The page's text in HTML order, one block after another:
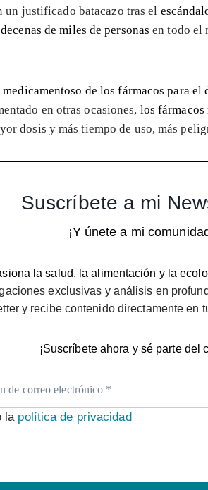
un justificado batacazo tras el
de miles de personas en todo el
de los fármacos para el
en otras ocasiones, los fármacos
dosis y más tiempo de uso, más
Suscríbete a mi
¡Y únete a mi
la salud, la alimentación y la
exclusivas y análisis en
y recibe contenido directamente en
¡Suscríbete ahora y sé parte del
la política de privacidad